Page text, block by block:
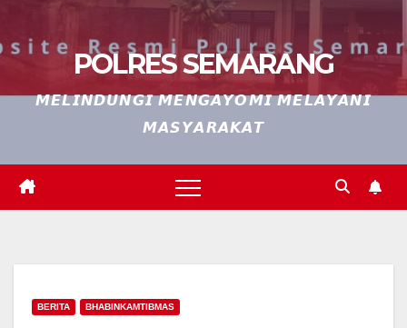
POLRES SEMARANG
𝙈𝙀𝙇𝙄𝙉𝘿𝙐𝙉𝙂𝙄 𝙈𝙀𝙉𝙂𝘼𝙔𝙊𝙈𝙄 𝙈𝙀𝙇𝘼𝙔𝘼𝙉𝙄
𝙈𝘼𝙎𝙔𝘼𝙍𝘼𝙆𝘼𝙏
BERITA BHABINKAMTIBMAS